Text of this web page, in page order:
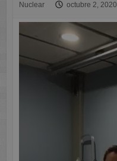
Nuclear
octubre 2, 2020
Reproductor
vídeo